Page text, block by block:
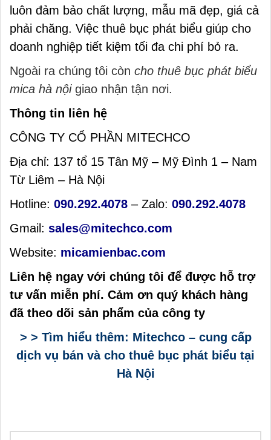
luôn đảm bảo chất lượng, mẫu mã đẹp, giá cả
phải chăng. Việc thuê bục phát biểu giúp cho
doanh nghiệp tiết kiệm tối đa chi phí bỏ ra.
Ngoài ra chúng tôi còn cho thuê bục phát biểu
mica hà nộigiao nhận tận nơi.
Thông tin liên hệ
CÔNG TY CỔ PHẦN MITECHCO
Địa chỉ: 137 tổ 15 Tân Mỹ – Mỹ Đình 1 – Nam
Từ Liêm – Hà Nội
Hotline: 090.292.4078 – Zalo: 090.292.4078
Gmail: sales@mitechco.com
Website: micamienbac.com
Liên hệ ngay với chúng tôi để được hỗ trợ
tư vấn miễn phí. Cảm ơn quý khách hàng
đã theo dõi sản phẩm của công ty
> > Tìm hiểu thêm: Mitechco – cung cấp
dịch vụ bán và cho thuê bục phát biểu tại
Hà Nội